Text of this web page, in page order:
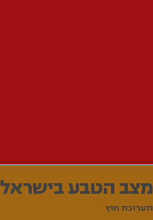
מצב הטבע בישראל
תערוכת חוץ